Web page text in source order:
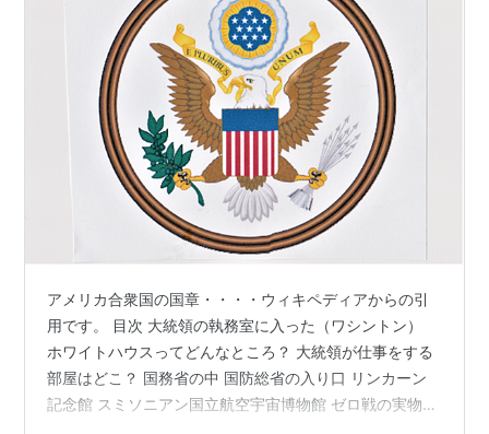
アメリカ合衆国の国章・・・・ウィキペディアからの引
用です。 目次 大統領の執務室に入った（ワシントン）
ホワイトハウスってどんなところ？ 大統領が仕事をする
部屋はどこ？ 国務省の中 国防総省の入り口 リンカーン
記念館 スミソニアン国立航空宇宙博物館 ゼロ戦の実物が